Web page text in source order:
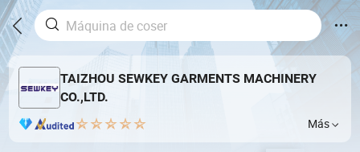
TAIZHOU SEWKEY GARMENTS MACHINERY
CO.,LTD.
Más